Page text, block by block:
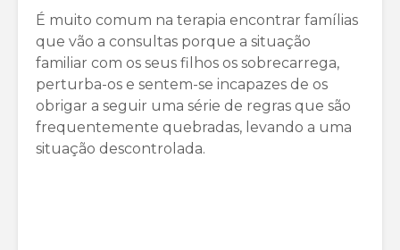
É muito comum na terapia encontrar famílias
que vão a consultas porque a situação
familiar com os seus filhos os sobrecarrega,
perturba-os e sentem-se incapazes de os
obrigar a seguir uma série de regras que são
frequentemente quebradas, levando a uma
situação descontrolada.